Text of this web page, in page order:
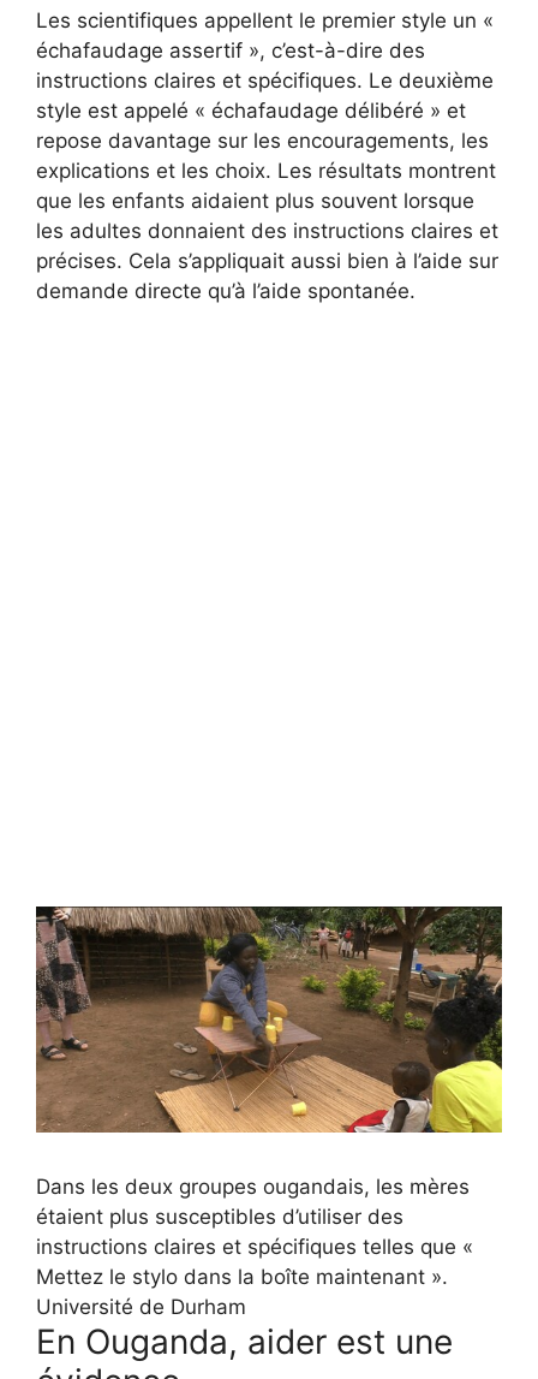
Les scientifiques appellent le premier style un «
échafaudage assertif », c’est-à-dire des
instructions claires et spécifiques. Le deuxième
style est appelé « échafaudage délibéré » et
repose davantage sur les encouragements, les
explications et les choix. Les résultats montrent
que les enfants aidaient plus souvent lorsque
les adultes donnaient des instructions claires et
précises. Cela s’appliquait aussi bien à l’aide sur
demande directe qu’à l’aide spontanée.
Dans les deux groupes ougandais, les mères
étaient plus susceptibles d’utiliser des
instructions claires et spécifiques telles que «
Mettez le stylo dans la boîte maintenant ».
Université de Durham
En Ouganda, aider est une